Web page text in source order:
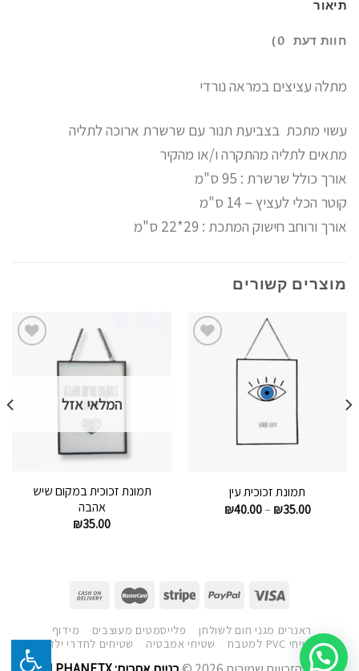
תיאור
חוות דעת (0)
מתלה עציצים במראה נורדי
עשוי מתכת בצביעת תנור עם שרשרת ארוכה לתליה
מתאים לתליה מהתקרה ו/או מהקיר
אורך כולל שרשרת : 95 ס"מ
קוטר הכלי לעציץ – 14 ס"מ
אורך ורוחב חישוק המתכת : 29*22 ס"מ
מוצרים קשורים
תמונת זכוכית עין
₪35.00
–
₪40.00
המלאי אזל
תמונת זכוכית במקום שיש
אהבה
₪35.00
ראנרים מגני חום לשולחן פלייסמטים מעוצבים
מידוף
שטיחי PVC למטבח
שטיחי אמבטיה שטיחים לחדרי ילדים